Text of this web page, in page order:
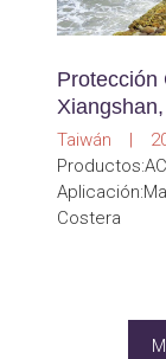
Protección
Taiwán |
Costera